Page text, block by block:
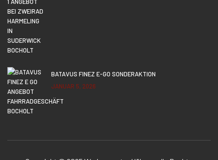
BATAVUS FINEZ E-GO SONDERAKTION
JANUAR 5, 2026